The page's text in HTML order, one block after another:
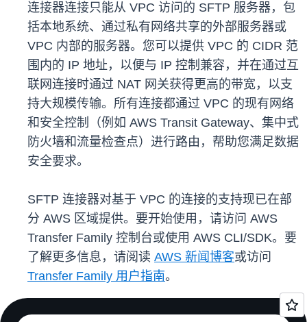
连接器连接只能从 VPC 访问的 SFTP 服务器，包
括本地系统、通过私有网络共享的外部服务器或
VPC 内部的服务器。您可以提供 VPC 的 CIDR 范
围内的 IP 地址，以便与 IP 控制兼容，并在通过互
联网连接时通过 NAT 网关获得更高的带宽，以支
持大规模传输。所有连接都通过 VPC 的现有网络
和安全控制（例如 AWS Transit Gateway、集中式
防火墙和流量检查点）进行路由，帮助您满足数据
安全要求。
SFTP 连接器对基于 VPC 的连接的支持现已在部
分 AWS 区域提供。要开始使用，请访问 AWS
Transfer Family 控制台或使用 AWS CLI/SDK。要
了解更多信息，请阅读 AWS 新闻博客或访问
Transfer Family 用户指南。